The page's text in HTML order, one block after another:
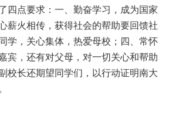
四点要求：一、勤奋学习，成为国家
薪火相传，获得社会的帮助要回馈社
学，关心集体，热爱母校；四、常怀
宾，还有对父母，对一切关心和帮助
校长还期望同学们，以行动证明南大